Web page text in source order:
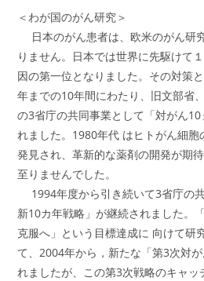
＜わが国のがん研究＞
日本のがん患者は、欧米のがん研
りません。日本では世界に先駆けて
因の第一位となりました。その対策
年までの10年間にわたり、旧文部省
の3省庁の共同事業として「対がん
れました。1980年代 はヒトがん細
発見され、革新的な薬剤の開発が期
至りませんでした。
1994年度から引き続いて3省庁の
新10カ年戦略」が継続されました。
克服へ」という目標達成に 向けて研
て、2004年から，新たな「第3次対
れましたが、この第3次戦略のキャ